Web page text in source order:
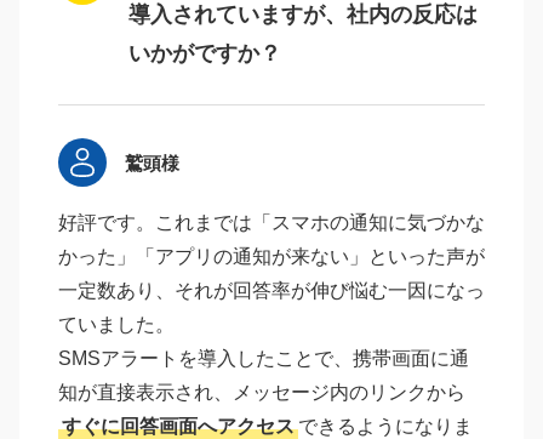
導入されていますが、社内の反応は
いかがですか？
鷲頭様
好評です。これまでは「スマホの通知に気づかな
かった」「アプリの通知が来ない」といった声が
一定数あり、それが回答率が伸び悩む一因になっ
ていました。
SMSアラートを導入したことで、携帯画面に通
知が直接表示され、メッセージ内のリンクから
すぐに回答画面へアクセス できるようになりま